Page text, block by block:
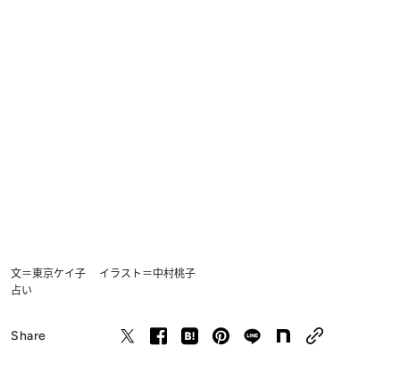
文＝東京ケイ子 イラスト＝中村桃子
占い
Share